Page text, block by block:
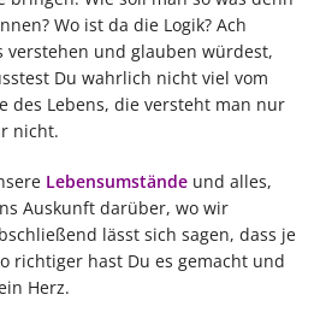
Wo ist da die Logik? Ach
verstehen und glauben würdest,
Du wahrlich nicht viel vom
des Lebens, die versteht man nur
nicht.
Lebensumstände und alles,
Auskunft darüber, wo wir
lässt sich sagen, dass je
richtiger hast Du es gemacht und
Herz.